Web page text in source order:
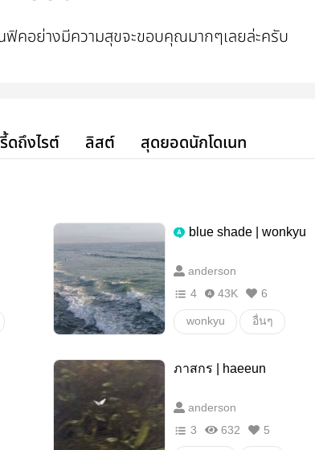
ฟิคอย่างมีความสุขจะขอบคุณมากๆเลยล่ะครับ
รี้ดถึงไรต์ ลิสต์ สุดยอดนักโดเนท
blue shade | wonkyu
anderson
4
43K 6
wonkyu อื่นๆ
ภาสกร | haeeun
anderson
3
632 5